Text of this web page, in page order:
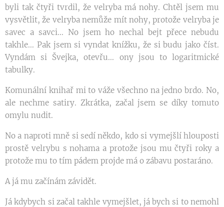
byli tak čtyři tvrdil, že velryba má nohy. Chtěl jsem mu
vysvětlit, že velryba nemůže mít nohy, protože velryba je
savec a savci... No jsem ho nechal bejt přece nebudu
takhle... Pak jsem si vyndat knížku, že si budu jako číst.
Vyndám si Švejka, otevřu... ony jsou to logaritmické
tabulky.
Komunální knihař mi to váže všechno na jedno brdo. No,
ale nechme satiry. Zkrátka, začal jsem se díky tomuto
omylu nudit.
No a naproti mně si sedí někdo, kdo si vymejšlí hlouposti
prostě velrybu s nohama a protože jsou mu čtyři roky a
protože mu to tím pádem projde má o zábavu postaráno.
A já mu začínám závidět.
Já kdybych si začal takhle vymejšlet, já bych si to nemohl